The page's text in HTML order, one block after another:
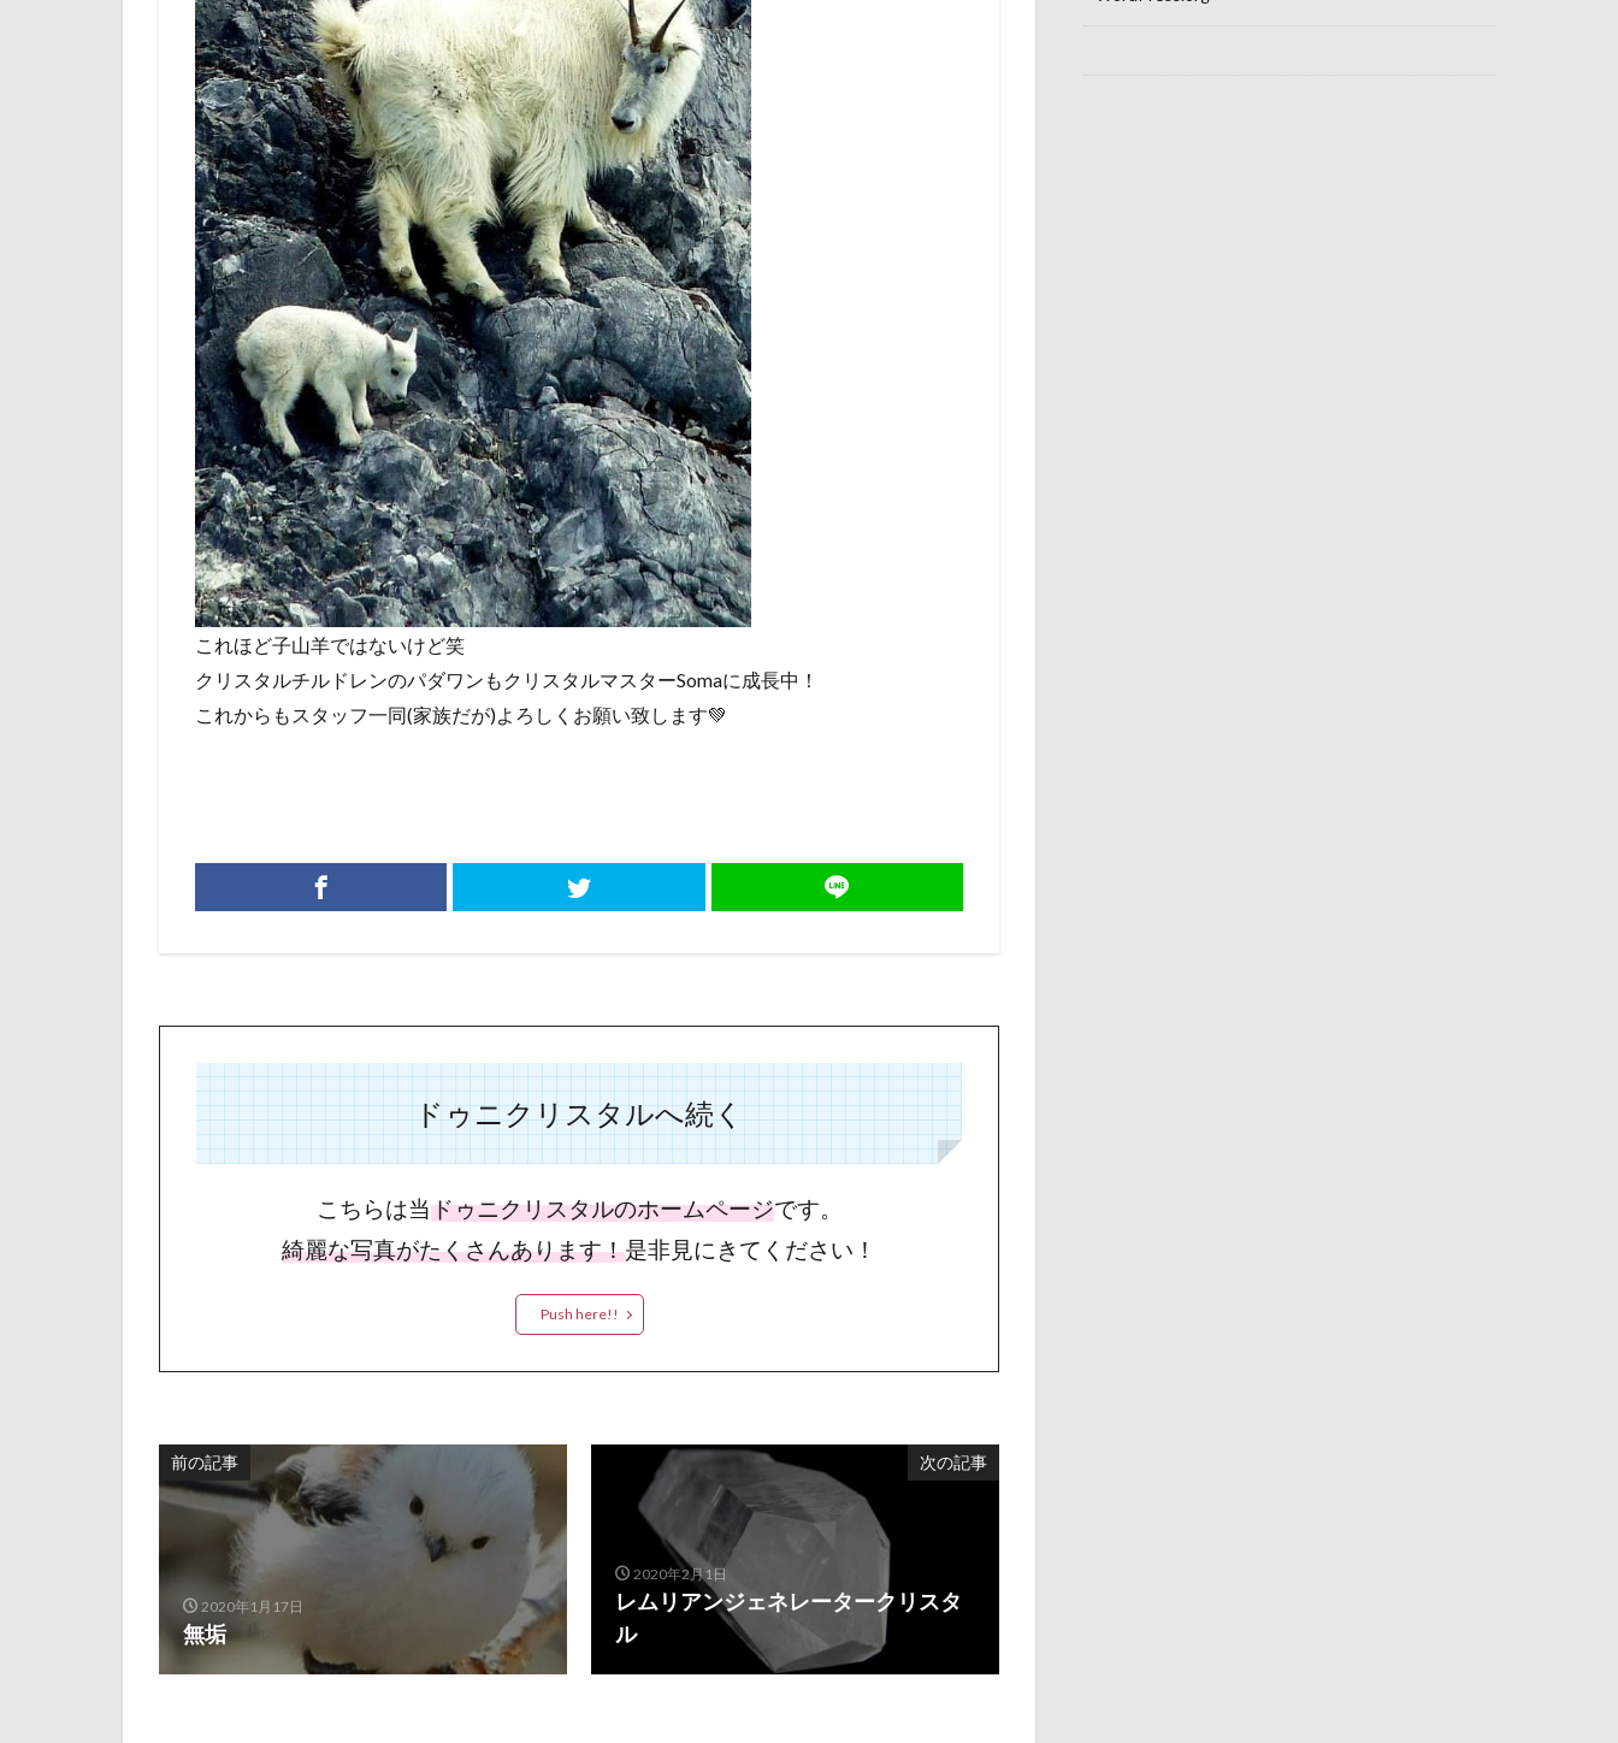
これほど子山羊ではないけど笑
クリスタルチルドレンのパダワンもクリスタルマスターSomaに成長中！
これからもスタッフ一同(家族だが)よろしくお願い致します💚
ドゥニクリスタルへ続く
こちらは当ドゥニクリスタルのホームページです。
綺麗な写真がたくさんあります！是非見にきてください！
Push here!!
前の記事
2020年1月17日
無垢
次の記事
2020年2月1日
レムリアンジェネレータークリスタ
ル